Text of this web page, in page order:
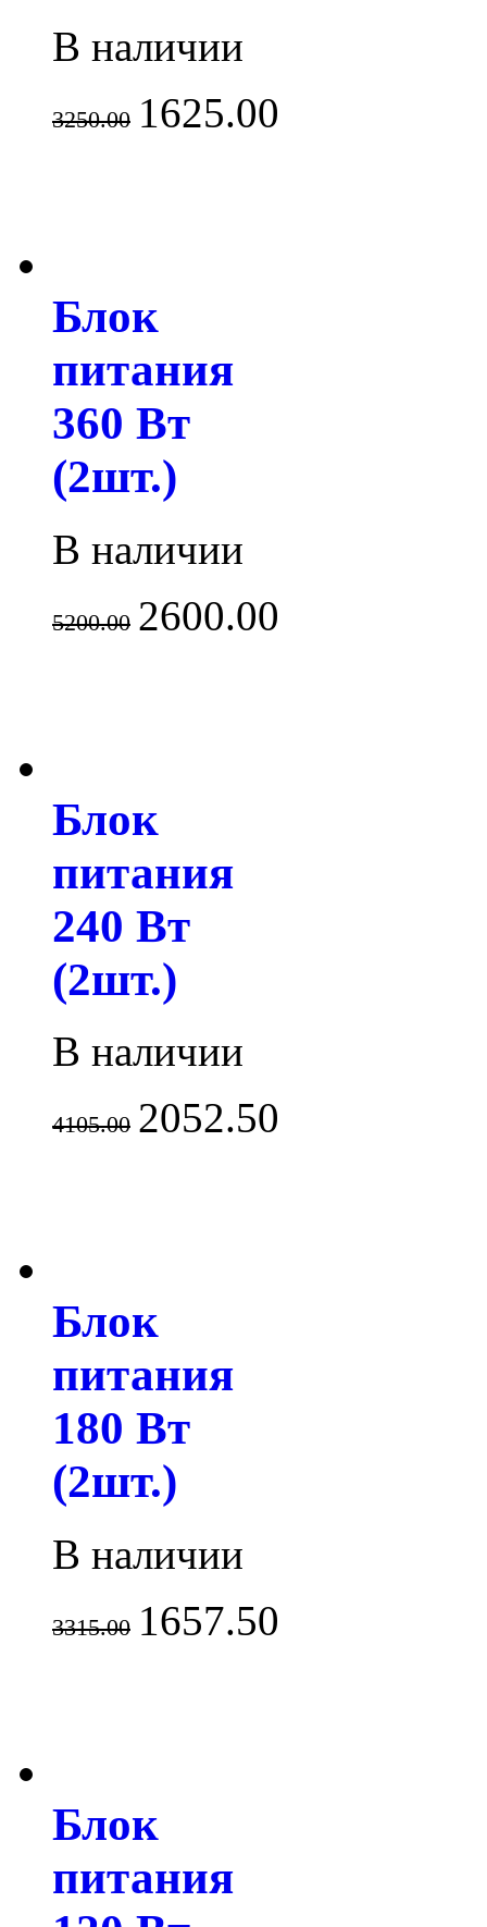
В наличии
3250.00 1625.00
Блок
питания
360 Вт
(2шт.)
В наличии
5200.00 2600.00
Блок
питания
240 Вт
(2шт.)
В наличии
4105.00 2052.50
Блок
питания
180 Вт
(2шт.)
В наличии
3315.00 1657.50
Блок
питания